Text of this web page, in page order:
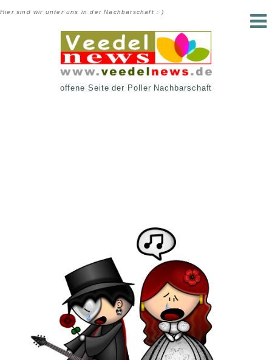
Hier sind wir unter uns in der Nachbarschaft : )
offene Seite der Poller Nachbarschaft